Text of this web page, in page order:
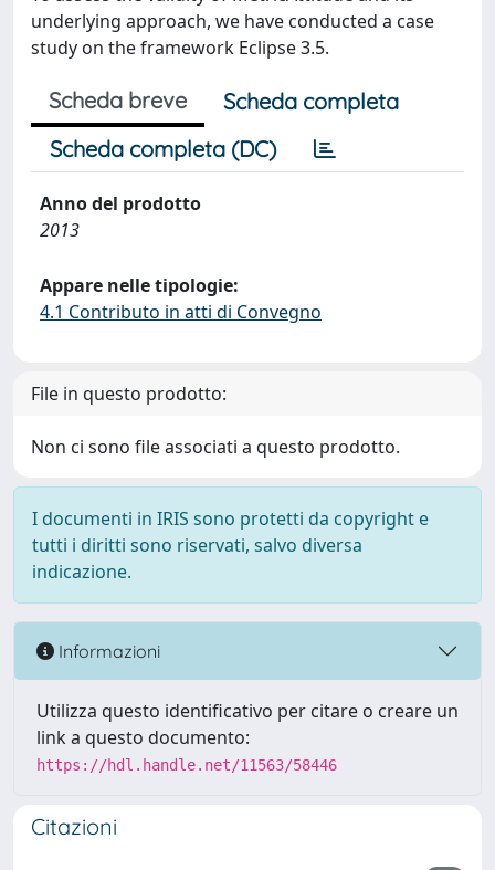
underlying approach, we have conducted a case
study on the framework Eclipse 3.5.
Scheda breve
Scheda completa
Scheda completa (DC)
Anno del prodotto
2013
Appare nelle tipologie:
4.1 Contributo in atti di Convegno
File in questo prodotto:
Non ci sono file associati a questo prodotto.
I documenti in IRIS sono protetti da copyright e
tutti i diritti sono riservati, salvo diversa
indicazione.
Informazioni
Utilizza questo identificativo per citare o creare un
link a questo documento:
https://hdl.handle.net/11563/58446
Citazioni